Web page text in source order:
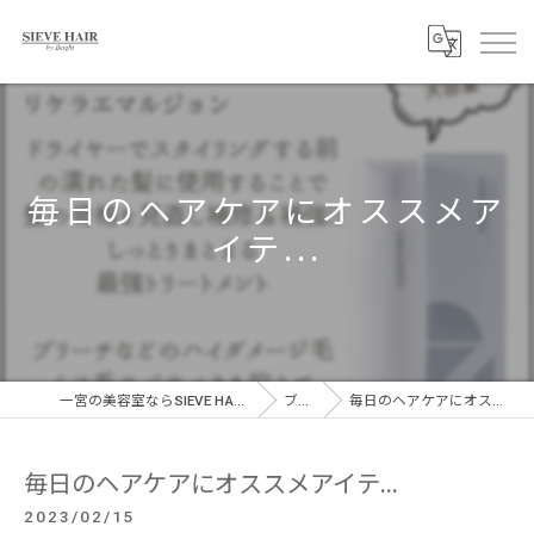
毎日のヘアケアにオススメア
イテ...
一宮の美容室ならSIEVE HAIR 一宮駅前店 ブログ 毎日のヘアケアにオススメアイテ...
毎日のヘアケアにオススメアイテ...
2023/02/15